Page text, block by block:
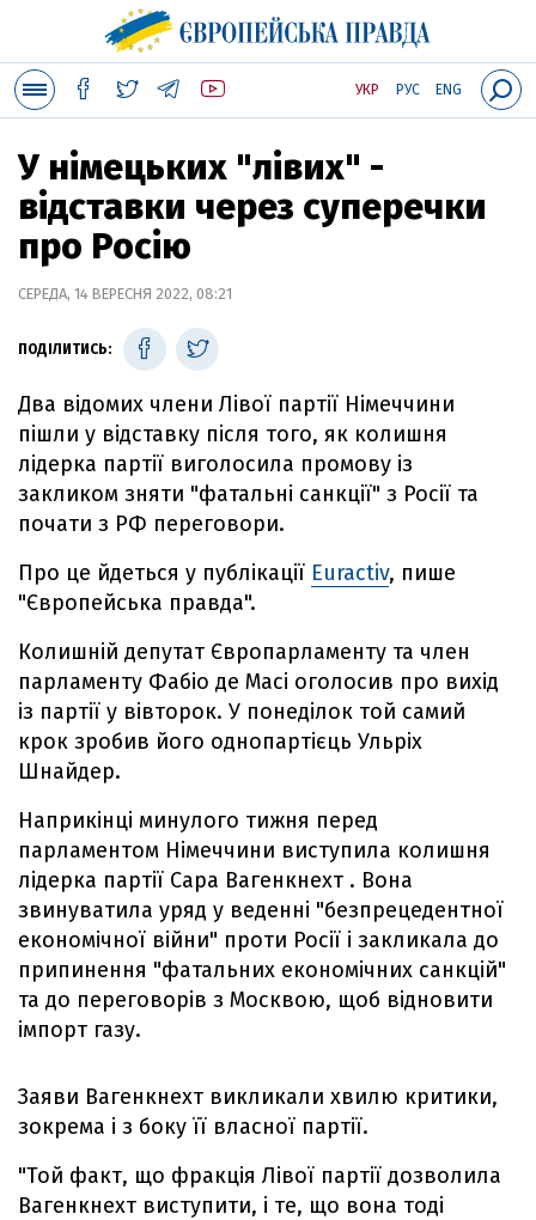
УКР РУС ENG
У німецьких "лівих" -
відставки через суперечки
про Росію
СЕРЕДА, 14 ВЕРЕСНЯ 2022, 08:21
ПОДІЛИТИСЬ:
Два відомих члени Лівої партії Німеччини
пішли у відставку після того, як колишня
лідерка партії виголосила промову із
закликом зняти "фатальні санкції" з Росії та
почати з РФ переговори.
Про це йдеться у публікації Euractiv, пише
"Європейська правда".
Колишній депутат Європарламенту та член
парламенту Фабіо де Масі оголосив про вихід
із партії у вівторок. У понеділок той самий
крок зробив його однопартієць Ульріх
Шнайдер.
Наприкінці минулого тижня перед
парламентом Німеччини виступила колишня
лідерка партії Сара Вагенкнехт . Вона
звинуватила уряд у веденні "безпрецедентної
економічної війни" проти Росії і закликала до
припинення "фатальних економічних санкцій"
та до переговорів з Москвою, щоб відновити
імпорт газу.
Заяви Вагенкнехт викликали хвилю критики,
зокрема і з боку її власної партії.
"Той факт, що фракція Лівої партії дозволила
Вагенкнехт виступити, і те, що вона тоді